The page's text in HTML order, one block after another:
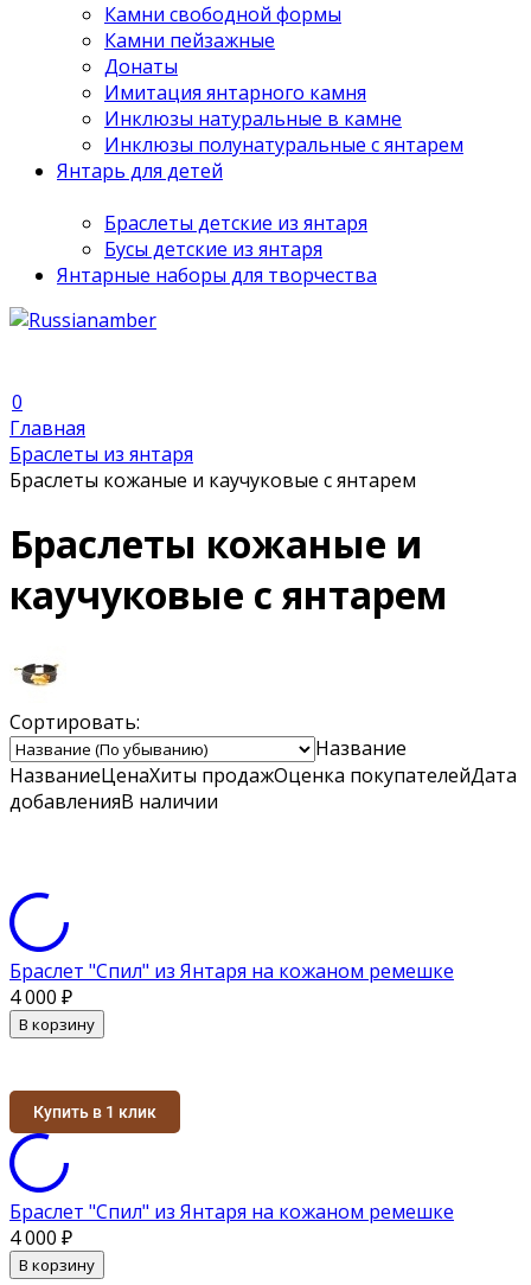
Камни свободной формы
Камни пейзажные
Донаты
Имитация янтарного камня
Инклюзы натуральные в камне
Инклюзы полунатуральные с янтарем
Янтарь для детей
Браслеты детские из янтаря
Бусы детские из янтаря
Янтарные наборы для творчества
0
Главная
Браслеты из янтаря
Браслеты кожаные и каучуковые с янтарем
Браслеты кожаные и
каучуковые с янтарем
Сортировать:
Название
НазваниеЦенаХиты продажОценка покупателейДата
добавленияВ наличии
Браслет "Спил" из Янтаря на кожаном ремешке
4 000 ₽
В корзину
Купить в 1 клик
Браслет "Спил" из Янтаря на кожаном ремешке
4 000 ₽
В корзину